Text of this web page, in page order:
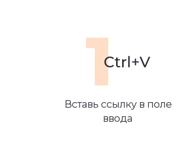
Вставь ссылку в поле
ввода